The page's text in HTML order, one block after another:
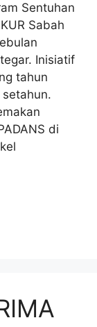
Sentuhan
Sabah
Inisiatif
tahun
di